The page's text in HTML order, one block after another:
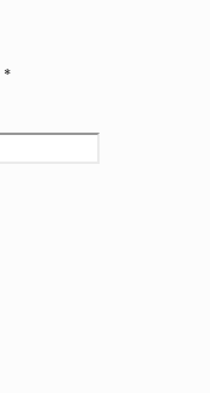
*